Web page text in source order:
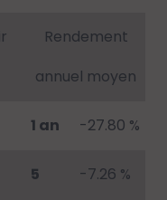
Rendement
annuel moyen
1 an -27.80 %
5
-7.26 %